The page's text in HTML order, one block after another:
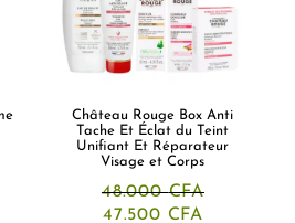
Château Rouge Box Anti
Tache Et Éclat du Teint
Unifiant Et Réparateur
Visage et Corps
48.000CFA
Le
47.500 CFA